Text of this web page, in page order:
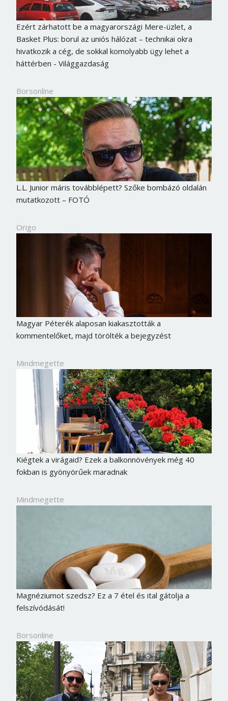
Ezért zárhatott be a magyarországi Mere-üzlet, a
Basket Plus: borul az uniós hálózat – technikai okra
hivatkozik a cég, de sokkal komolyabb ügy lehet a
háttérben - Világgazdaság
Borsonline
L.L. Junior máris továbblépett? Szőke bombázó oldalán
mutatkozott – FOTÓ
Origo
Magyar Péterék alaposan kiakasztották a
kommentelőket, majd törölték a bejegyzést
Mindmegette
Kiégtek a virágaid? Ezek a balkonnövények még 40
fokban is gyönyörűek maradnak
Mindmegette
Magnéziumot szedsz? Ez a 7 étel és ital gátolja a
felszívódását!
Borsonline
Borsonline bejelentkezés
E-mail cím vagy felhasználónév